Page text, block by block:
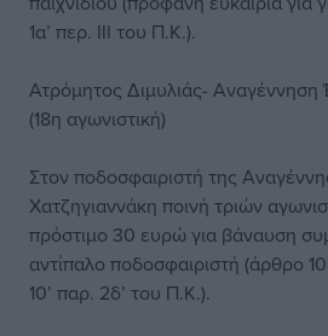
1α’ περ. ΙΙΙ του Π.Κ.).
Ατρόμητος Διμυλιάς-
(18η αγωνιστική)
Στον ποδοσφαιριστή της
Χατζηγιαννάκη ποινή τριών
πρόστιμο 30 ευρώ για βάναυση
αντίπαλο ποδοσφαιριστή (άρθρο
10’ παρ. 2δ’ του Π.Κ.).